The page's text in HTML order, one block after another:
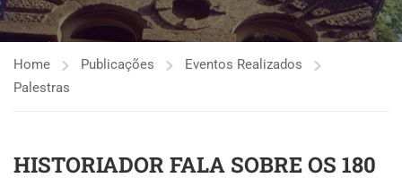
Home Publicações
Eventos Realizados
Palestras
HISTORIADOR FALA SOBRE OS 180